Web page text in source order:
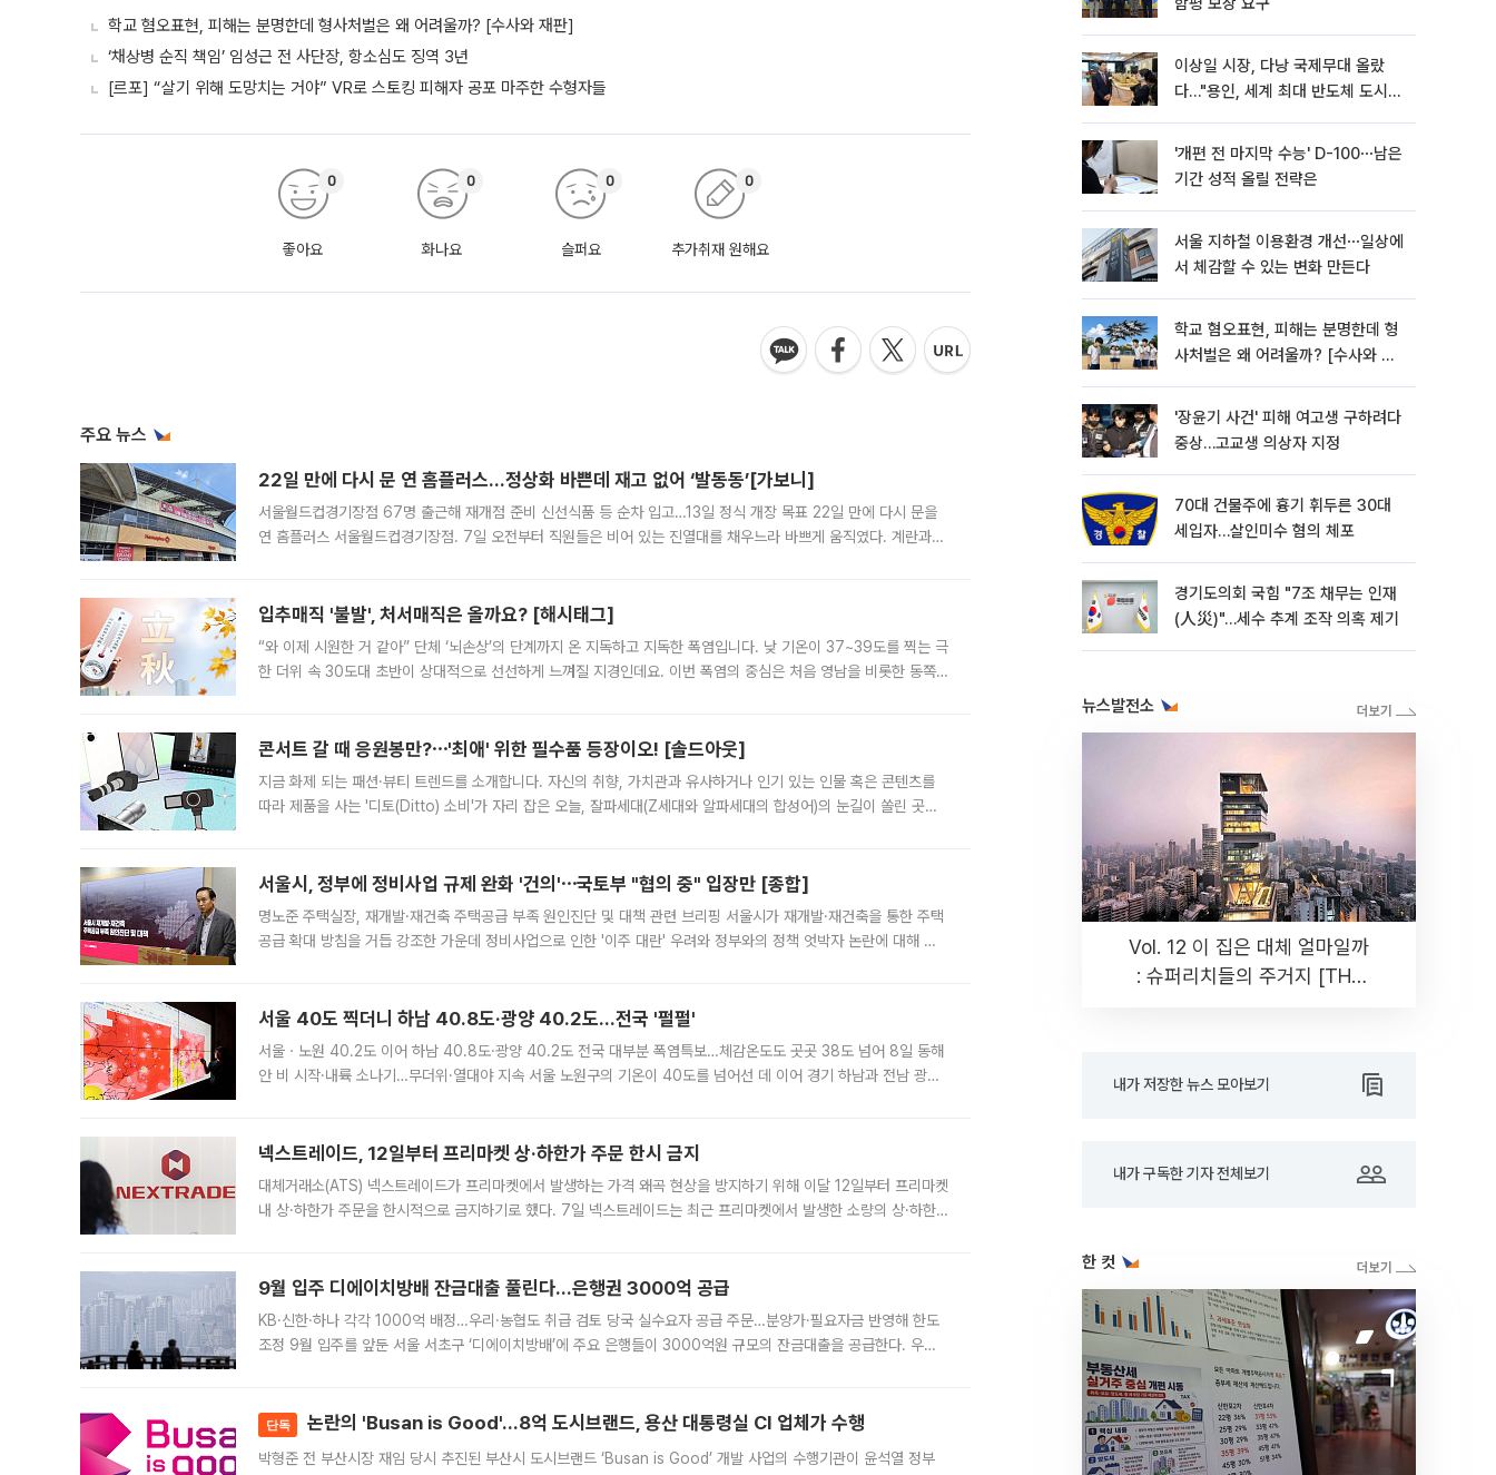
학교 혐오표현, 피해는 분명한데 형사처벌은 왜 어려울까? [수사와 재판]
‘채상병 순직 책임’ 임성근 전 사단장, 항소심도 징역 3년
[르포] “살기 위해 도망치는 거야” VR로 스토킹 피해자 공포 마주한 수형자들
좋아요
0
화나요
0
슬퍼요
0
추가취재 원해요
0
주요 뉴스
22일 만에 다시 문 연 홈플러스…정상화 바쁜데 재고 없어 ‘발동동’[가보니]
서울월드컵경기장점 67명 출근해 재개점 준비 신선식품 등 순차 입고…13일 정식 개장 목표 22일 만에 다시 문을
연 홈플러스 서울월드컵경기장점. 7일 오전부터 직원들은 비어 있는 진열대를 채우느라 바쁘게 움직였다. 계란과
입추매직 '불발', 처서매직은 올까요? [해시태그]
“와 이제 시원한 거 같아” 단체 ‘뇌손상’의 단계까지 온 지독하고 지독한 폭염입니다. 낮 기온이 37~39도를 찍는 극
한 더위 속 30도대 초반이 상대적으로 선선하게 느껴질 지경인데요. 이번 폭염의 중심은 처음 영남을 비롯한 동쪽
콘서트 갈 때 응원봉만?⋯'최애' 위한 필수품 등장이오! [솔드아웃]
지금 화제 되는 패션·뷰티 트렌드를 소개합니다. 자신의 취향, 가치관과 유사하거나 인기 있는 인물 혹은 콘텐츠를
따라 제품을 사는 '디토(Ditto) 소비'가 자리 잡은 오늘, 잘파세대(Z세대와 알파세대의 합성어)의 눈길이 쏠린 곳은
서울시, 정부에 정비사업 규제 완화 '건의'⋯국토부 "협의 중" 입장만 [종합]
명노준 주택실장, 재개발·재건축 주택공급 부족 원인진단 및 대책 관련 브리핑 서울시가 재개발·재건축을 통한 주택
공급 확대 방침을 거듭 강조한 가운데 정비사업으로 인한 '이주 대란' 우려와 정부와의 정책 엇박자 논란에 대해 정
서울 40도 찍더니 하남 40.8도·광양 40.2도…전국 '펄펄'
서울ㆍ노원 40.2도 이어 하남 40.8도·광양 40.2도 전국 대부분 폭염특보…체감온도도 곳곳 38도 넘어 8일 동해
안 비 시작·내륙 소나기…무더위·열대야 지속 서울 노원구의 기온이 40도를 넘어선 데 이어 경기 하남과 전남 광양
넥스트레이드, 12일부터 프리마켓 상·하한가 주문 한시 금지
대체거래소(ATS) 넥스트레이드가 프리마켓에서 발생하는 가격 왜곡 현상을 방지하기 위해 이달 12일부터 프리마켓
내 상·하한가 주문을 한시적으로 금지하기로 했다. 7일 넥스트레이드는 최근 프리마켓에서 발생한 소량의 상·하한
9월 입주 디에이치방배 잔금대출 풀린다…은행권 3000억 공급
KB·신한·하나 각각 1000억 배정…우리·농협도 취급 검토 당국 실수요자 공급 주문…분양가·필요자금 반영해 한도
조정 9월 입주를 앞둔 서울 서초구 ‘디에이치방배’에 주요 은행들이 3000억원 규모의 잔금대출을 공급한다. 우리
단독 논란의 'Busan is Good'…8억 도시브랜드, 용산 대통령실 CI 업체가 수행
박형준 전 부산시장 재임 당시 추진된 부산시 도시브랜드 ‘Busan is Good’ 개발 사업의 수행기관이 윤석열 정부
이상일 시장, 다낭 국제무대 올랐
다…"용인, 세계 최대 반도체 도시
'개편 전 마지막 수능' D-100⋯남은
기간 성적 올릴 전략은
서울 지하철 이용환경 개선⋯일상에
서 체감할 수 있는 변화 만든다
학교 혐오표현, 피해는 분명한데 형
사처벌은 왜 어려울까? [수사와 재
'장윤기 사건' 피해 여고생 구하려다
중상…고교생 의상자 지정
70대 건물주에 흉기 휘두른 30대
세입자…살인미수 혐의 체포
경기도의회 국힘 "7조 채무는 인재
(人災)"…세수 추계 조작 의혹 제기
뉴스발전소
Vol. 12 이 집은 대체 얼마일까
: 슈퍼리치들의 주거지 [THE
내가 저장한 뉴스 모아보기
내가 구독한 기자 전체보기
한 컷